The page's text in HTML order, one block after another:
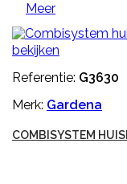
Meer
bekijken
Referentie: G3630
Merk: Gardena
COMBISYSTEM